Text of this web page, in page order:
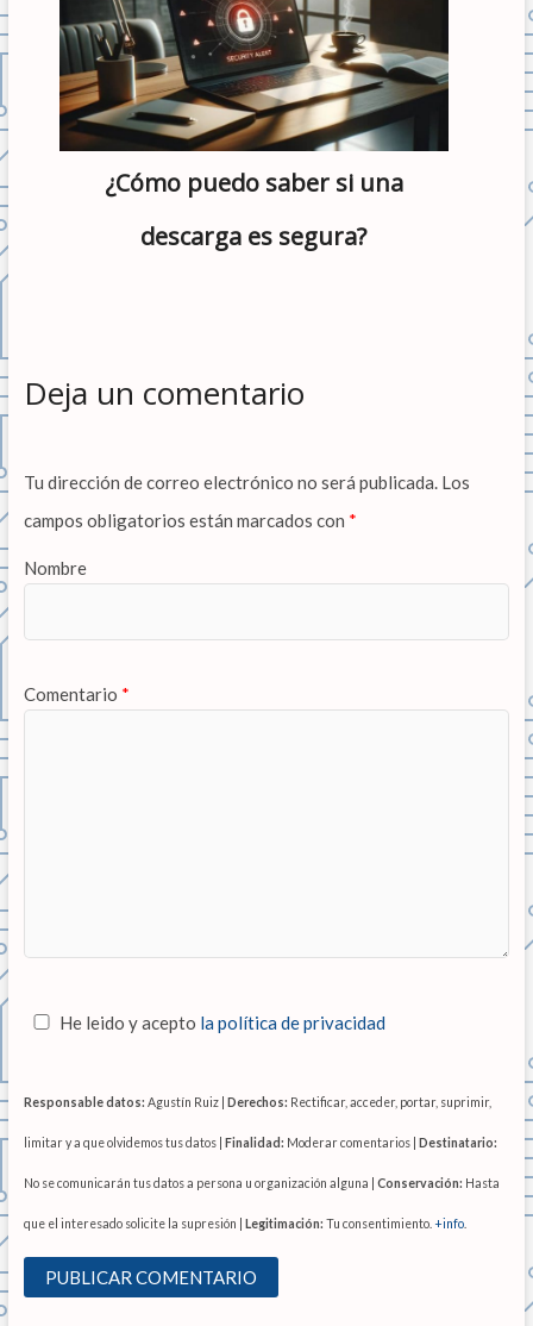
¿Cómo puedo saber si una
descarga es segura?
Deja un comentario
Tu dirección de correo electrónico no será publicada. Los
campos obligatorios están marcados con *
Nombre
Comentario *
He leido y acepto la política de privacidad
Responsable datos: Agustín Ruiz | Derechos: Rectificar, acceder, portar, suprimir,
limitar y a que olvidemos tus datos | Finalidad: Moderar comentarios | Destinatario:
No se comunicarán tus datos a persona u organización alguna | Conservación: Hasta
que el interesado solicite la supresión | Legitimación: Tu consentimiento. +info.